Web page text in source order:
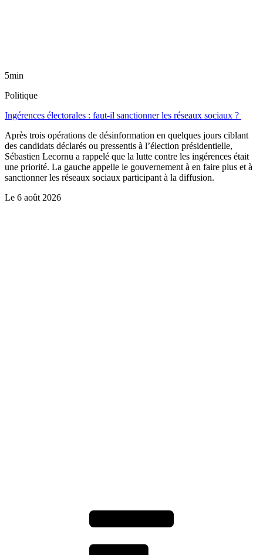
5min
Politique
Ingérences électorales : faut-il sanctionner les réseaux sociaux ?
Après trois opérations de désinformation en quelques jours ciblant
des candidats déclarés ou pressentis à l’élection présidentielle,
Sébastien Lecornu a rappelé que la lutte contre les ingérences était
une priorité. La gauche appelle le gouvernement à en faire plus et à
sanctionner les réseaux sociaux participant à la diffusion.
Le 6 août 2026